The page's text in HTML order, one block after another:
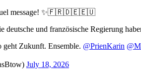
message! ✨🇫🇷🇩🇪🇪🇺
deutsche und französische Regierung
geht Zukunft. Ensemble. @PrienKarin
July 18, 2026